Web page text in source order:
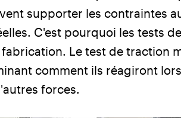
supporter les contraintes
C'est pourquoi les tests
Le test de traction
comment ils réagiront
forces.